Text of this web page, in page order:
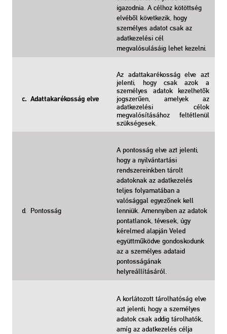
igazodnia. A célhoz kötöttség
elvéből következik, hogy
személyes adatot csak az
adatkezelési cél
megvalósulásáig lehet kezelni.
c. Adattakarékosság elve
Az adattakarékosság elve azt
jelenti, hogy csak azok a
személyes adatok kezelhetők
jogszerűen, amelyek az
adatkezelési célok
megvalósításához feltétlenül
szükségesek.
d. Pontosság
A pontosság elve azt jelenti,
hogy a nyilvántartási
rendszereinkben tárolt
adatoknak az adatkezelés
teljes folyamatában a
valósággal egyezőnek kell
lenniük. Amennyiben az adatok
pontatlanok, tévesek, úgy
kérelmed alapján Veled
együttműködve gondoskodunk
az a személyes adataid
pontosságának
helyreállításáról.
A korlátozott tárolhatóság elve
azt jelenti, hogy a személyes
adatok csak addig tárolhatók,
amíg az adatkezelés célja